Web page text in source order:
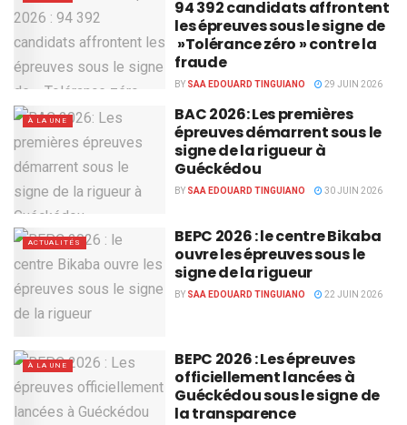
94 392 candidats affrontent
les épreuves sous le signe de
»Tolérance zéro » contre la
fraude
BY SAA EDOUARD TINGUIANO 29 JUIN 2026
À LA UNE
BAC 2026: Les premières
épreuves démarrent sous le
signe de la rigueur à
Guéckédou
BY SAA EDOUARD TINGUIANO 30 JUIN 2026
ACTUALITÉS
BEPC 2026 : le centre Bikaba
ouvre les épreuves sous le
signe de la rigueur
BY SAA EDOUARD TINGUIANO 22 JUIN 2026
À LA UNE
BEPC 2026 : Les épreuves
officiellement lancées à
Guéckédou sous le signe de
la transparence